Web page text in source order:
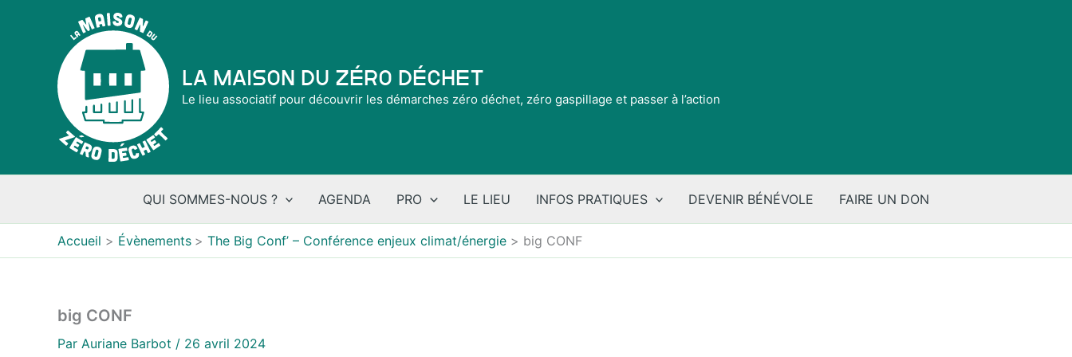
La Maison du Zéro Déchet
Le lieu associatif pour découvrir les démarches zéro déchet, zéro gaspillage et passer à l’action
QUI SOMMES-NOUS ? AGENDA PRO LE LIEU INFOS PRATIQUES DEVENIR BÉNÉVOLE FAIRE UN DON
Accueil Évènements The Big Conf’ – Conférence enjeux climat/énergie big CONF
big CONF
Par Auriane Barbot / 26 avril 2024